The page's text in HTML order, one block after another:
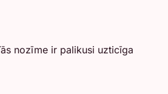
nozīme ir palikusi uzticīga